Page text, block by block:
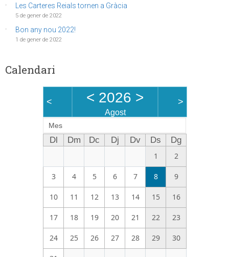
Les Carteres Reials tornen a Gràcia
5 de gener de 2022
Bon any nou 2022!
1 de gener de 2022
Calendari
< < 2026 >
Agost
>
Mes
Dl Dm Dc Dj Dv Ds
Dg
1
2
3 4 5 6 7 8 9
10 11 12 13 14 15 16
17 18 19 20 21 22 23
24 25 26 27 28 29 30